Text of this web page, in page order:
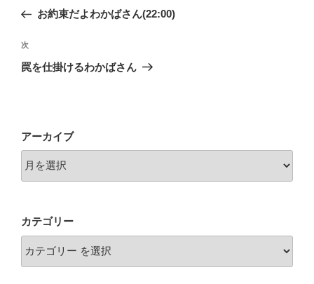
ナ
ビ
ゲ
ン
の
稿
お約束だよわかばさん(22:00)
次
の
次
罠を仕掛けるわかばさん
アーカイブ
カテゴリー